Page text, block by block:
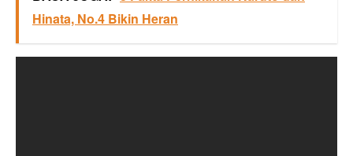
Hinata, No.4 Bikin Heran